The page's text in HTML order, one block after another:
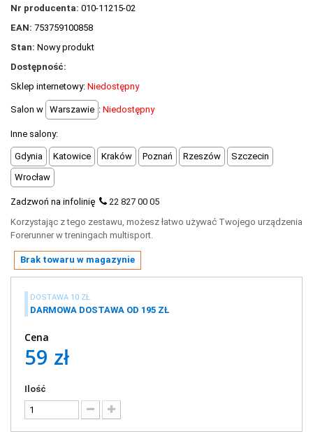
PROMOCJE
OUTLET
Nr producenta: 010-11215-02
EAN: 753759100858
Stan: Nowy produkt
Dostępność:
Sklep internetowy: Niedostępny
Salon w Warszawie : Niedostępny
Inne salony:
Gdynia Katowice Kraków Poznań Rzeszów
Szczecin
Wrocław
Zadzwoń na infolinię
22 827 00 05
Korzystając z tego zestawu, możesz łatwo używać Twojego urządzenia
Forerunner w treningach multisport.
Brak towaru w magazynie
DOSTAWA 10 ZŁ
DARMOWA DOSTAWA OD 195 ZŁ
Cena
59 zł
Ilość